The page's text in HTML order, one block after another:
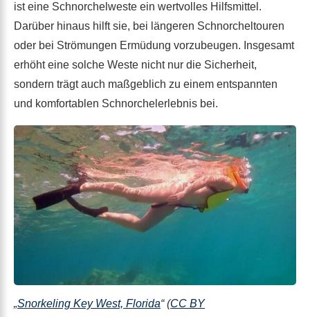
ist eine Schnorchelweste ein wertvolles Hilfsmittel.
Darüber hinaus hilft sie, bei längeren Schnorcheltouren
oder bei Strömungen Ermüdung vorzubeugen. Insgesamt
erhöht eine solche Weste nicht nur die Sicherheit,
sondern trägt auch maßgeblich zu einem entspannten
und komfortablen Schnorchelerlebnis bei.
„Snorkeling Key West, Florida“ (CC BY